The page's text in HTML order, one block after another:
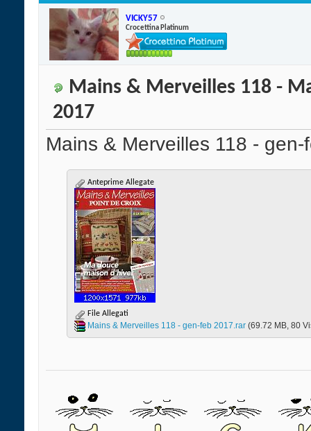
VICKY57
Crocettina Platinum
Mains & Merveilles 118 -
2017
Mains & Merveilles 118 -
Anteprime Allegate
File Allegati
Mains & Merveilles 118 - gen-feb 2017.rar‎ (69.72 MB, 80